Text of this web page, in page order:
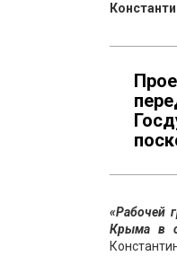
«Рабочей
Крыма в